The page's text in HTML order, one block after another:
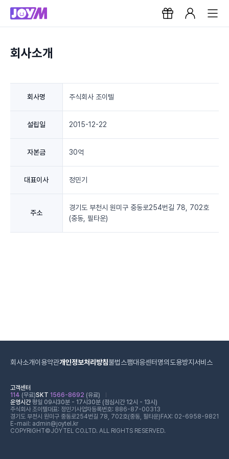
회사소개
회사명 주식회사 조이텔
설립일 2015-12-22
자본금 30억
대표이사 정민기
주소
경기도 부천시 원미구 중동로254번길 78, 702호
(중동, 필타운)
회사소개이용약관개인정보처리방침불법스팸대응센터 명의도용방지서비스
고객센터
114 (무료)SKT 1566-8692 (유료)
운영시간평일 09시30분 - 17시30분 (점심시간 12시 - 13시)
주식회사 조이텔대표: 정민기 사업자등록번호: 886-87-00313
경기도 부천시 원미구 중동로254번길 78, 702호(중동, 필타운) FAX: 02-6958-9821
E-mail: admin@joytel.kr
COPYRIGHT©JOYTEL CO.LTD. ALL RIGHTS RESERVED.